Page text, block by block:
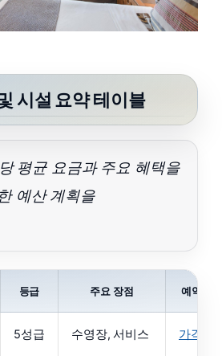
시설 요약 테이블
평균 요금과 주요 혜택을
예산 계획을
등급 주요 장점 예약 링
5성급 수영장, 서비스 가격보